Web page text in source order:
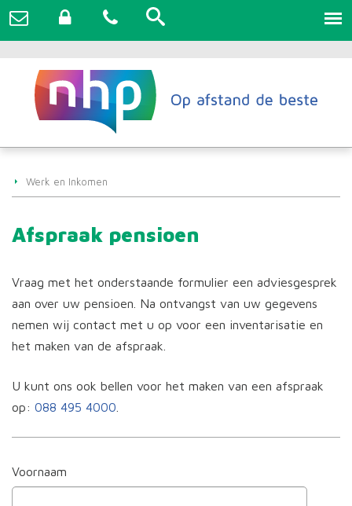
Werk en Inkomen
Afspraak pensioen
Vraag met het onderstaande formulier een adviesgesprek
aan over uw pensioen. Na ontvangst van uw gegevens
nemen wij contact met u op voor een inventarisatie en
het maken van de afspraak.
U kunt ons ook bellen voor het maken van een afspraak
op: 088 495 4000
Voornaam